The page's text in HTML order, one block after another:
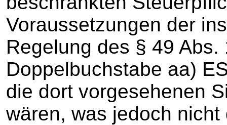
Voraussetzungen der
Regelung des § 49 Abs.
Doppelbuchstabe aa)
die dort vorgesehenen
wären, was jedoch nicht